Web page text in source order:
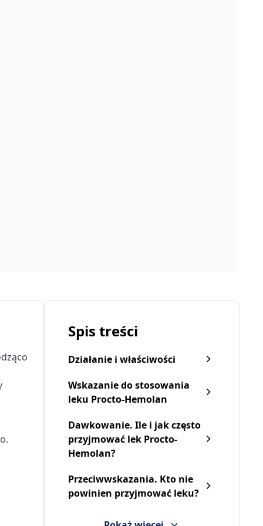
Spis treści
Działanie i właściwości
Wskazanie do stosowania
leku Procto-Hemolan
Dawkowanie. Ile i jak często
przyjmować lek Procto-
Hemolan?
Przeciwwskazania. Kto nie
powinien przyjmować leku?